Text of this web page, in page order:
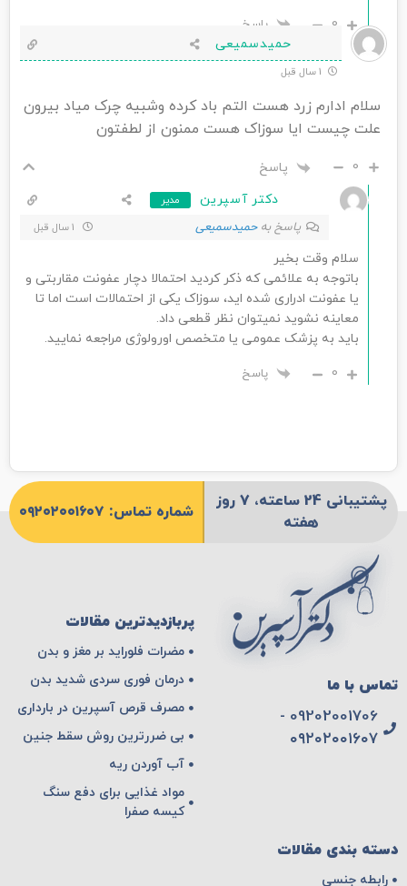
0
پاسخ
حمیدسمیعی
سلام ادارم زرد هست التم باد کرده وشبیه چرک میاد بیرون
علت چیست ایا سوزاک هست ممنون از لطفتون
0
پاسخ
دکتر آسپرین
مدیر
پاسخ بهحمیدسمیعی
سلام وقت بخیر
باتوجه به علائمی که ذکر کردید احتمالا دچار عفونت مقاربتی و
یا عفونت ادراری شده اید، سوزاک یکی از احتمالات است اما تا
معاینه نشوید نمیتوان نظر قطعی داد.
باید به پزشک عمومی یا متخصص اورولوژی مراجعه نمایید.
0
پاسخ
پشتیبانی 24 ساعته، 7 روز
هفته
شماره تماس: ۰۹۲۰۲۰۰۱۶۰۷
تماس با ما
09202001706 -
۰۹۲۰۲۰۰۱۶۰۷
پربازدیدترین مقالات
مضرات فلوراید بر مغز و بدن
درمان فوری سردی شدید بدن
مصرف قرص آسپرین در بارداری
بی ضررترین روش سقط جنین
آب آوردن ریه
مواد غذایی برای دفع سنگ
کیسه صفرا
دسته بندی مقالات
رابطه جنسی